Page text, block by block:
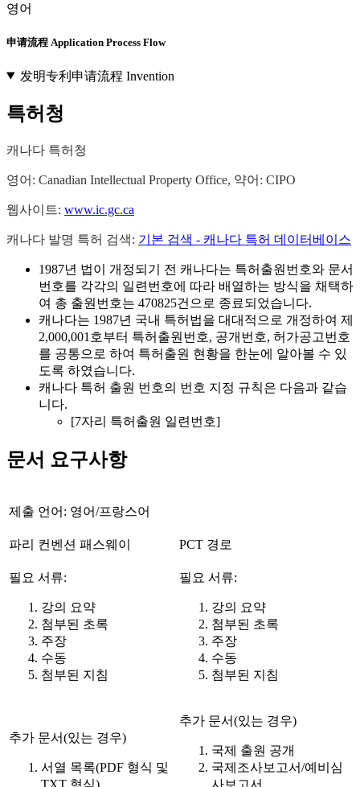
영어
申请流程 Application Process Flow
发明专利申请流程 Invention
특허청
캐나다 특허청
영어: Canadian Intellectual Property Office, 약어: CIPO
웹사이트: www.ic.gc.ca
캐나다 발명 특허 검색: 기본 검색 - 캐나다 특허 데이터베이스
1987년 법이 개정되기 전 캐나다는 특허출원번호와 문서
번호를 각각의 일련번호에 따라 배열하는 방식을 채택하
여 총 출원번호는 470825건으로 종료되었습니다.
캐나다는 1987년 국내 특허법을 대대적으로 개정하여 제
2,000,001호부터 특허출원번호, 공개번호, 허가공고번호
를 공통으로 하여 특허출원 현황을 한눈에 알아볼 수 있
도록 하였습니다.
캐나다 특허 출원 번호의 번호 지정 규칙은 다음과 같습
니다.
[7자리 특허출원 일련번호]
문서 요구사항
제출 언어: 영어/프랑스어
파리 컨벤션 패스웨이 PCT 경로
필요 서류:
강의 요약
첨부된 초록
주장
수동
첨부된 지침
필요 서류:
강의 요약
첨부된 초록
주장
수동
첨부된 지침
추가 문서(있는 경우)
서열 목록(PDF 형식 및
추가 문서(있는 경우)
국제 출원 공개
국제조사보고서/예비심